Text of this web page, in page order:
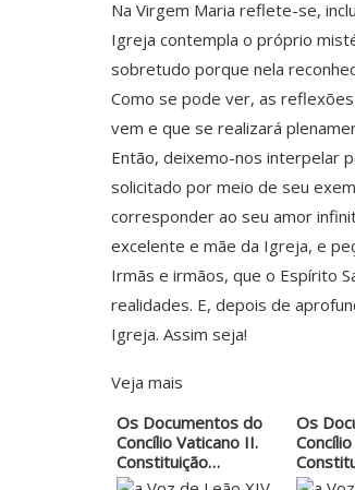
Na Virgem Maria reflete-se,
Igreja contempla o próprio
sobretudo porque nela
Como se pode ver, as
vem e que se realizará
Então, deixemo-nos interpelar
solicitado por meio de seu
corresponder ao seu amor
excelente e mãe da Igreja, e
Irmãs e irmãos, que o Espírito
realidades. E, depois de
Igreja. Assim seja!
Veja mais
Os Documentos do
Concílio Vaticano II.
Constituição…
Os